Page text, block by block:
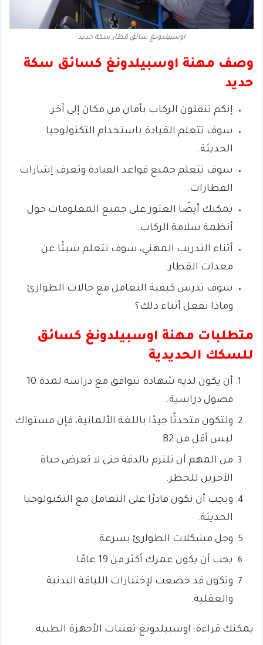
اوسبيلدونغ سائق قطار سكة حديد
وصف مهنة اوسبيلدونغ كسائق سكة
حديد
إنكم تنقلون الركاب بأمان من مكان إلى آخر.
سوف تتعلم القيادة باستخدام التكنولوجيا
الحديثة.
سوف تتعلم جميع قواعد القيادة وتعرف إشارات
القطارات.
يمكنك أيضًا العثور على جميع المعلومات حول
أنظمة سلامة الركاب.
أثناء التدريب المهني، سوف تتعلم شيئًا عن
معدات القطار.
سوف تدرس كيفية التعامل مع حالات الطوارئ
وماذا تفعل أثناء ذلك؟
متطلبات مهنة اوسبيلدونغ كسائق
للسكك الحديدية
أن يكون لديه شهادة تتوافق مع دراسة لمدة 10
فصول دراسية.
ولتكون متحدثًا جيدًا باللغة الألمانية، فإن مستواك
ليس أقل من B2.
من المهم أن تلتزم بالدقة حتى لا تعرض حياة
الآخرين للخطر.
ويجب أن تكون قادرًا على التعامل مع التكنولوجيا
الحديثة.
وحل مشكلات الطوارئ بسرعة.
يجب أن يكون عمرك أكثر من 19 عامًا.
وتكون قد خضعت لإختبارات اللياقة البدنية
والعقلية.
يمكنك قراءة: اوسبيلدونغ تقنيات الأجهزة الطبية